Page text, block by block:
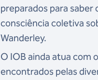
preparados para saber
consciência coletiva
Wanderley.
O IOB ainda atua com
encontrados pelas